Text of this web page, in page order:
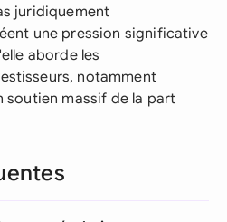
juridiquement
une pression significative
aborde les
notamment
soutien massif de la part